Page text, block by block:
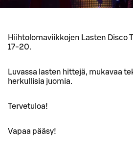
Hiihtolomaviikkojen Lasten Disco
17-20.
Luvassa lasten hittejä, mukavaa
herkullisia juomia.
Tervetuloa!
Vapaa pääsy!